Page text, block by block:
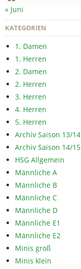
« Juni
KATEGORIEN
1. Damen
1. Herren
2. Damen
2. Herren
3. Herren
4. Herren
5. Herren
Archiv Saison 13/14
Archiv Saison 14/15
HSG Allgemein
Männliche A
Männliche B
Männliche C
Männliche D
Männliche E1
Männliche E2
Minis groß
Minis klein